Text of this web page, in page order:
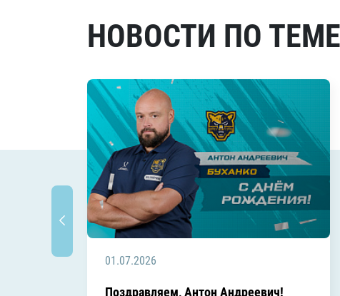
НОВОСТИ ПО ТЕМЕ
01.07.2026
Поздравляем, Антон Андреевич!